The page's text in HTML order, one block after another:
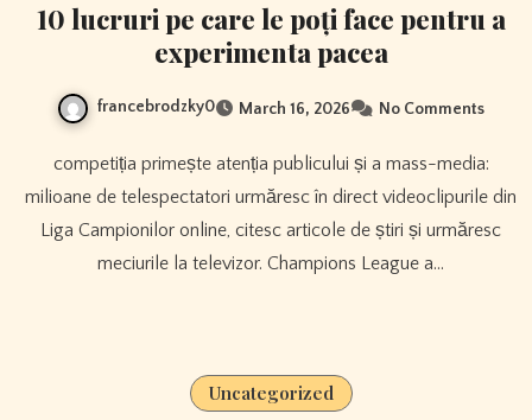
10 lucruri pe care le poți face pentru a
experimenta pacea
francebrodzky0 March 16, 2026 No Comments
competiția primește atenția publicului și a mass-media:
milioane de telespectatori urmăresc în direct videoclipurile din
Liga Campionilor online, citesc articole de știri și urmăresc
meciurile la televizor. Champions League a…
Uncategorized